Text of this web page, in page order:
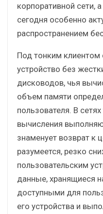
корпоративной сети,
сегодня особенно
распространением
Под тонким
устройство без
дисководов, чья
объем памяти
пользователя. В
вычисления
знаменует возврат к
разумеется, резко
пользовательским
данные, хранящиеся
доступными для
его устройства и